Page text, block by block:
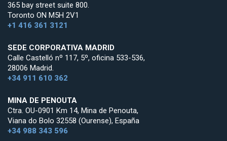
365 bay street suite 800.
Toronto ON M5H 2V1
+1 416 361 3121
SEDE CORPORATIVA MADRID
Calle Castelló nº 117, 5º, oficina 533-536,
28006 Madrid.
+34 911 610 362
MINA DE PENOUTA
Ctra. OU-0901 Km 14, Mina de Penouta,
Viana do Bolo 32558 (Ourense), España
+34 988 343 596